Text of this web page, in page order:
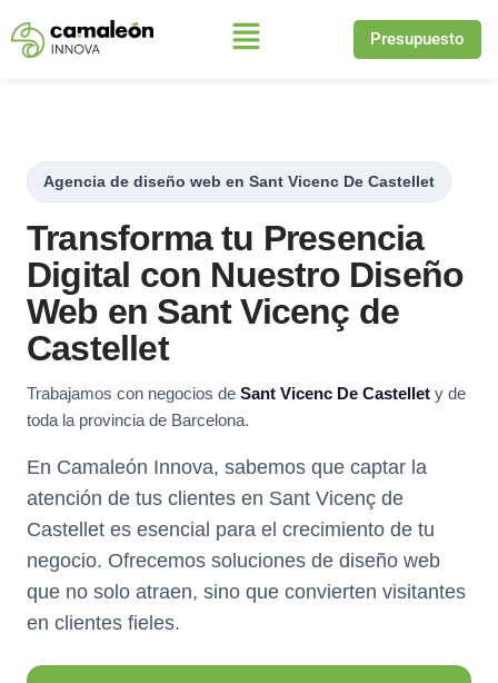
Saltar
Presupuesto
Agencia de diseño web en Sant Vicenc De Castellet
Transforma tu Presencia
Digital con Nuestro Diseño
Web en Sant Vicenç de
Castellet
Trabajamos con negocios de Sant Vicenc De Castellet y de
toda la provincia de Barcelona.
En Camaleón Innova, sabemos que captar la
atención de tus clientes en Sant Vicenç de
Castellet es esencial para el crecimiento de tu
negocio. Ofrecemos soluciones de diseño web
que no solo atraen, sino que convierten visitantes
en clientes fieles.